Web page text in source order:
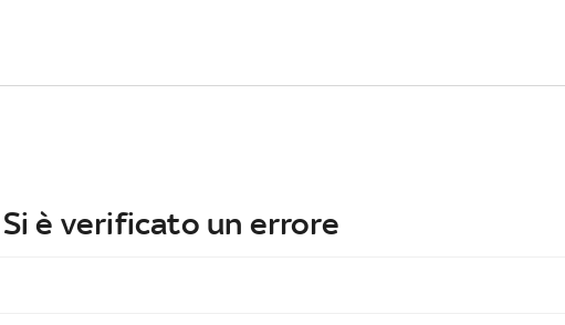
è verificato un errore